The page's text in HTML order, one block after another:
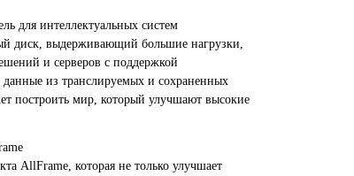
для интеллектуальных систем
диск, выдерживающий большие нагрузки,
и серверов с поддержкой
из транслируемых и сохраненных
построить мир, который улучшают высокие
AllFrame, которая не только улучшает